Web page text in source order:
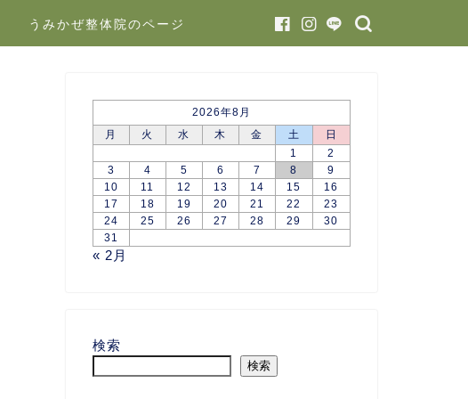
うみかぜ整体院のページ
2026年8月
月
火 水 木 金 土
日
1
2
3
4 5 6 7 8
9
10
11 12 13 14 15
16
17
18 19 20 21 22
23
24
25 26 27 28 29
30
31
« 2月
検索
検索